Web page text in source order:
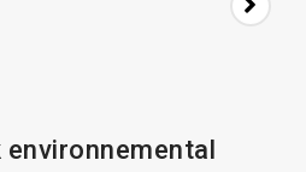
environnemental